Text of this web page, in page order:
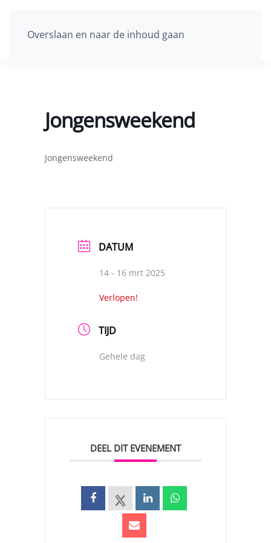
Overslaan en naar de inhoud gaan
Jongensweekend
Jongensweekend
DATUM
14 - 16 mrt 2025
Verlopen!
TIJD
Gehele dag
DEEL DIT EVENEMENT